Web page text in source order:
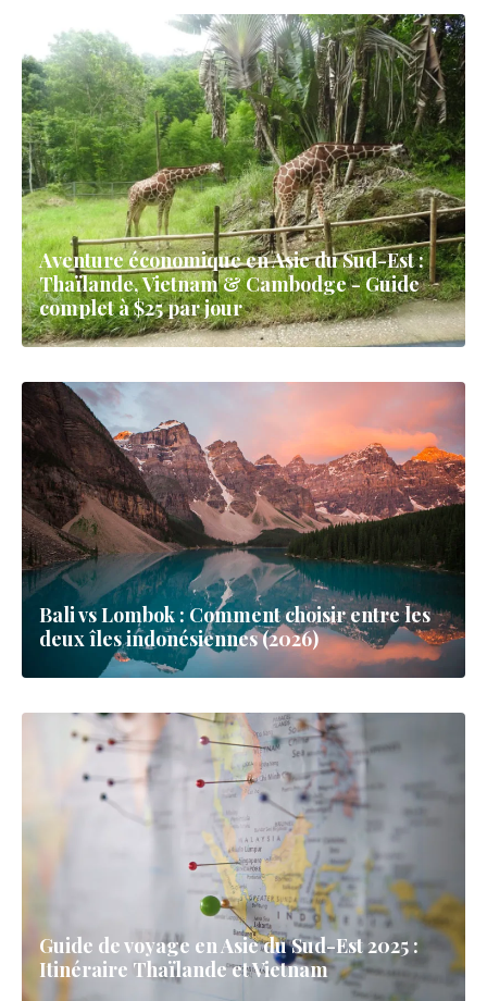
Aventure économique en Asie du Sud-Est :
Thaïlande, Vietnam & Cambodge - Guide
complet à $25 par jour
Bali vs Lombok : Comment choisir entre les
deux îles indonésiennes (2026)
Guide de voyage en Asie du Sud-Est 2025 :
Itinéraire Thaïlande et Vietnam